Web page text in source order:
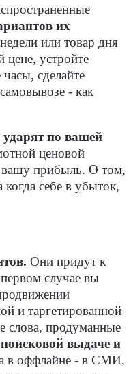
их
или товар дня
цене, устройте
сделайте
- как
ударят по вашей
ценовой
вашу прибыль. О том,
когда себе в убыток,
Они придут к
случае вы
и таргетированной
слова, продуманные
выдаче и
в оффлайне - в СМИ,